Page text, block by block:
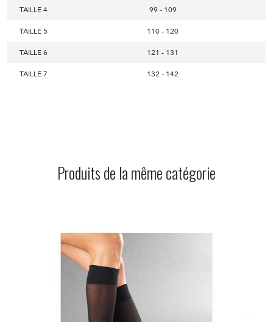
TAILLE 4
99 - 109
TAILLE 5
110 - 120
TAILLE 6
121 - 131
TAILLE 7
132 - 142
Produits de la même catégorie